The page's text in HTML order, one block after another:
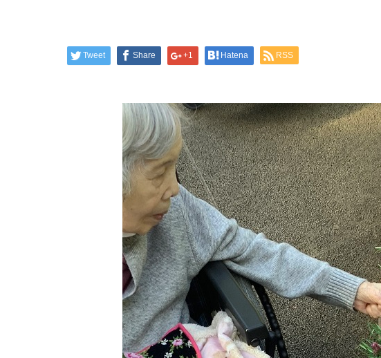
Tweet Share +1 Hatena RSS